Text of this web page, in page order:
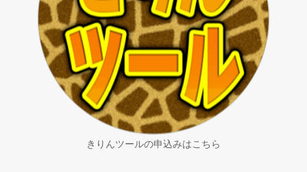
きりんツールの申込みはこちら